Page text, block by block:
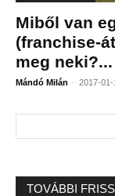
Miből van
(franchise-
meg neki?...
Mándó Milán - 2017-01-
TOVÁBBI